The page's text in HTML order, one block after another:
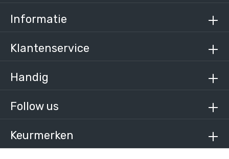
Follow us
Keurmerken
Informatie
Klantenservice
Handig